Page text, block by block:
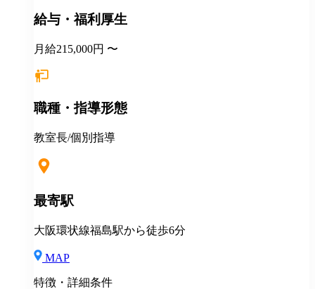
給与・福利厚生
月給215,000円 〜
職種・指導形態
教室長/個別指導
最寄駅
大阪環状線福島駅から徒歩6分
MAP
特徴・詳細条件